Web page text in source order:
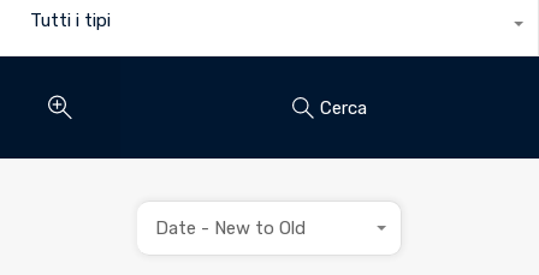
Tutti i tipi
Cerca
Date - New to Old